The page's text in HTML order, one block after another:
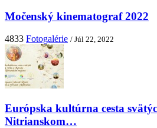
Močenský kinematograf 2022
4833 Fotogalérie / Júl 22, 2022
Európska kultúrna cesta
Nitrianskom…